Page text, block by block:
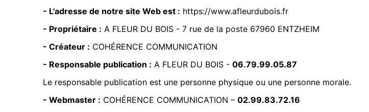
- L'adresse de notre site Web est : https://www.afleurdubois.fr
- Propriétaire : A FLEUR DU BOIS - 7 rue de la poste 67960 ENTZHEIM
- Créateur : COHÉRENCE COMMUNICATION
- Responsable publication : A FLEUR DU BOIS - 06.79.99.05.87
Le responsable publication est une personne physique ou une personne morale.
- Webmaster : COHÉRENCE COMMUNICATION – 02.99.83.72.16